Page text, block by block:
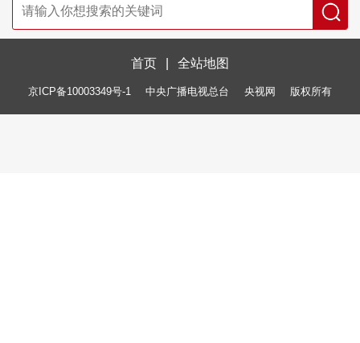
首页 全站地图
京ICP备10003349号-1 中央广播电视总台 央视网 版权所有